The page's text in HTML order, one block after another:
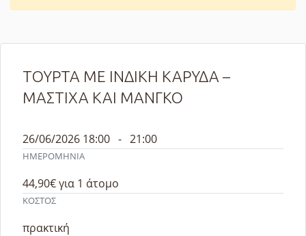
ΤΟΥΡΤΑ ΜΕ ΙΝΔΙΚΗ ΚΑΡΥΔΑ –
ΜΑΣΤΙΧΑ ΚΑΙ ΜΑΝΓΚΟ
ΗΜΕΡΟΜΗΝΙΑ
26/06/2026 18:00 - 21:00
ΚΟΣΤΟΣ
44,90€για 1 άτομo
πρακτική